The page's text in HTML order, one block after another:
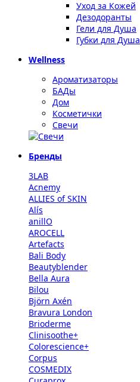
Уход за Кожей
Дезодоранты
Гели для Душа
Губки для Душа
Wellness
Ароматизаторы
БАДы
Дом
Косметички
Свечи
Бренды
3LAB
Acnemy
ALLIES of SKIN
Alís
anillO
AROCELL
Artefacts
Bali Body
Beautyblender
Bella Aura
Bilou
Björn Axén
Bravura London
Brioderme
Clinisoothe+
Colorescience+
Corpus
COSMEDIX